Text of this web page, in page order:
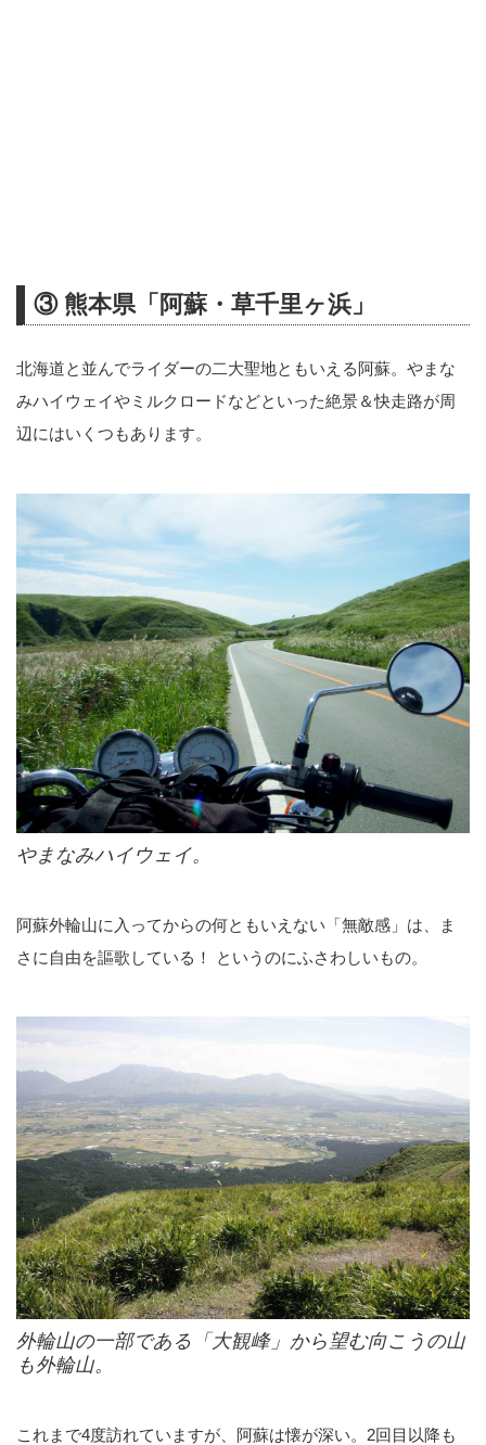
③ 熊本県「阿蘇・草千里ヶ浜」
北海道と並んでライダーの二大聖地ともいえる阿蘇。やまな
みハイウェイやミルクロードなどといった絶景＆快走路が周
辺にはいくつもあります。
やまなみハイウェイ。
阿蘇外輪山に入ってからの何ともいえない「無敵感」は、ま
さに自由を謳歌している！ というのにふさわしいもの。
外輪山の一部である「大観峰」から望む向こうの山
も外輪山。
これまで4度訪れていますが、阿蘇は懐が深い。2回目以降も